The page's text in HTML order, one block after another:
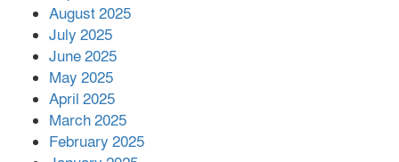
August 2025
July 2025
June 2025
May 2025
April 2025
March 2025
February 2025